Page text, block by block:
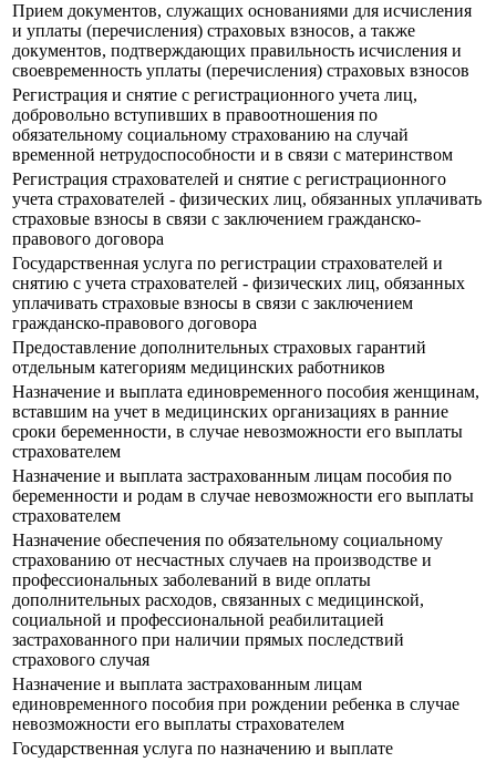
Прием документов, служащих основаниями для исчисления
и уплаты (перечисления) страховых взносов, а также
документов, подтверждающих правильность исчисления и
своевременность уплаты (перечисления) страховых взносов
Регистрация и снятие с регистрационного учета лиц,
добровольно вступивших в правоотношения по
обязательному социальному страхованию на случай
временной нетрудоспособности и в связи с материнством
Регистрация страхователей и снятие с регистрационного
учета страхователей - физических лиц, обязанных уплачивать
страховые взносы в связи с заключением гражданско-
правового договора
Государственная услуга по регистрации страхователей и
снятию с учета страхователей - физических лиц, обязанных
уплачивать страховые взносы в связи с заключением
гражданско-правового договора
Предоставление дополнительных страховых гарантий
отдельным категориям медицинских работников
Назначение и выплата единовременного пособия женщинам,
вставшим на учет в медицинских организациях в ранние
сроки беременности, в случае невозможности его выплаты
страхователем
Назначение и выплата застрахованным лицам пособия по
беременности и родам в случае невозможности его выплаты
страхователем
Назначение обеспечения по обязательному социальному
страхованию от несчастных случаев на производстве и
профессиональных заболеваний в виде оплаты
дополнительных расходов, связанных с медицинской,
социальной и профессиональной реабилитацией
застрахованного при наличии прямых последствий
страхового случая
Назначение и выплата застрахованным лицам
единовременного пособия при рождении ребенка в случае
невозможности его выплаты страхователем
Государственная услуга по назначению и выплате